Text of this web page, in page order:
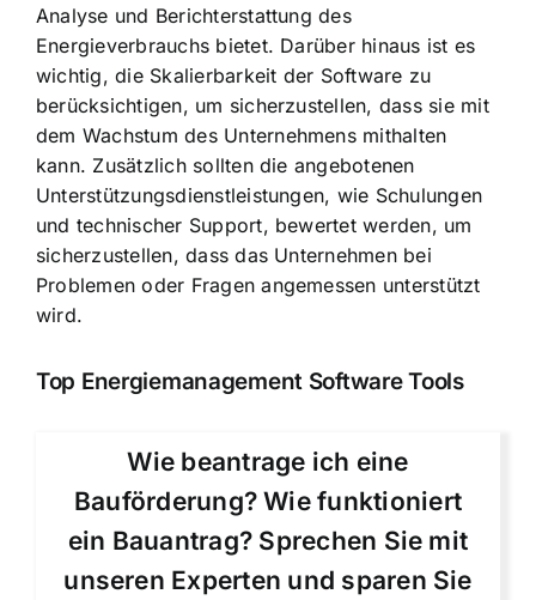
Analyse und Berichterstattung des
Energieverbrauchs bietet. Darüber hinaus ist es
wichtig, die Skalierbarkeit der Software zu
berücksichtigen, um sicherzustellen, dass sie mit
dem Wachstum des Unternehmens mithalten
kann. Zusätzlich sollten die angebotenen
Unterstützungsdienstleistungen, wie Schulungen
und technischer Support, bewertet werden, um
sicherzustellen, dass das Unternehmen bei
Problemen oder Fragen angemessen unterstützt
wird.
Top Energiemanagement Software Tools
Wie beantrage ich eine
Bauförderung? Wie funktioniert
ein Bauantrag? Sprechen Sie mit
unseren Experten und sparen Sie